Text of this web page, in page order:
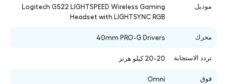
موديل
Logitech G522 LIGHTSPEED Wireless Gaming
Headset with LIGHTSYNC RGB
محرك 40mm PRO-G Drivers
تردد الاستجابة 20-20 كيلو هرتز
فوق
Omni